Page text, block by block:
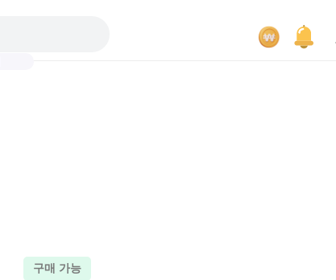
구매 가능